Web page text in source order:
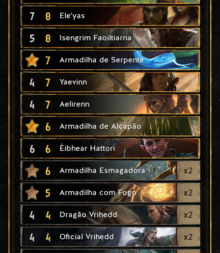
7 8 Ele'yas
5 8 Isengrim Faoiltiarna
7 Armadilha de Serpente
4 7 Yaevinn
4 7 Aelirenn
6 Armadilha de Alçapão
6 6 Éibhear Hattori
6 Armadilha Esmagadora x2
5 Armadilha com Fogo x2
4 4 Dragão Vrihedd x2
4 4 Oficial Vrihedd x2